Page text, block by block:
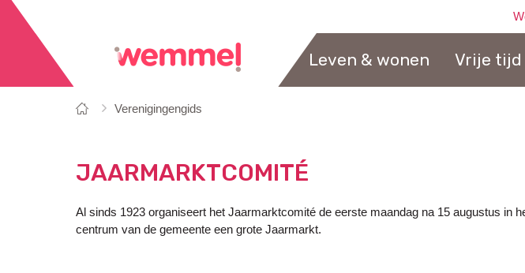
Leven & wonen Vrije tijd
bent
Startpagina
Verenigingengids
JAARMARKTCOMITÉ
Al sinds 1923 organiseert het Jaarmarktcomité de eerste maandag na 15 augustus in
centrum van de gemeente een grote Jaarmarkt.